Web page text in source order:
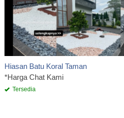
Hiasan Batu Koral Taman
*Harga Chat Kami
Tersedia